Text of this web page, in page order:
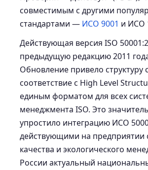
совместимым с другими
стандартами — ИСО 9001 и ИСО
Действующая версия ISO
предыдущую редакцию 2011
Обновление привело структуру
соответствие с High Level
единым форматом для всех
менеджмента ISO. Это
упростило интеграцию ИСО
действующими на предприятии
качества и экологического
России актуальный